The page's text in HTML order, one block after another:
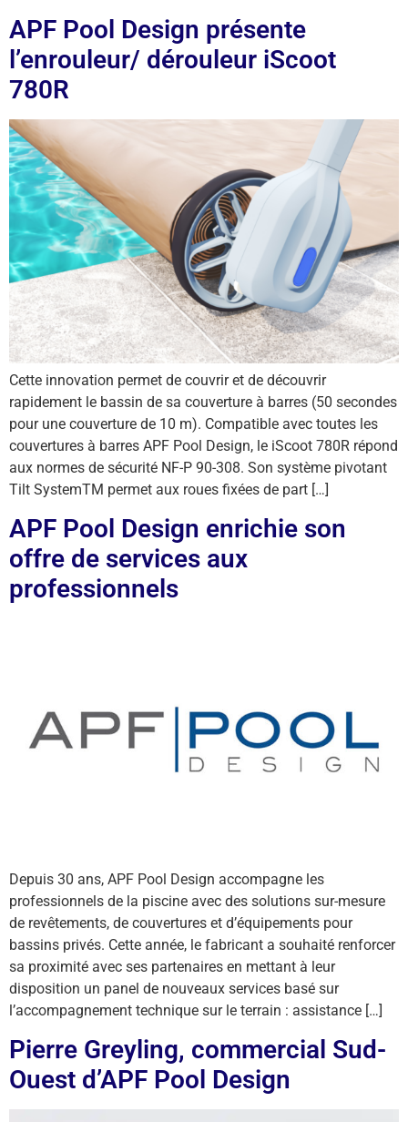
APF Pool Design présente
l’enrouleur/ dérouleur iScoot
780R
Cette innovation permet de couvrir et de découvrir
rapidement le bassin de sa couverture à barres (50 secondes
pour une couverture de 10 m). Compatible avec toutes les
couvertures à barres APF Pool Design, le iScoot 780R répond
aux normes de sécurité NF-P 90-308. Son système pivotant
Tilt SystemTM permet aux roues fixées de part […]
APF Pool Design enrichie son
offre de services aux
professionnels
Depuis 30 ans, APF Pool Design accompagne les
professionnels de la piscine avec des solutions sur-mesure
de revêtements, de couvertures et d’équipements pour
bassins privés. Cette année, le fabricant a souhaité renforcer
sa proximité avec ses partenaires en mettant à leur
disposition un panel de nouveaux services basé sur
l’accompagnement technique sur le terrain : assistance […]
Pierre Greyling, commercial Sud-
Ouest d’APF Pool Design